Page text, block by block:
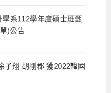
系112學年度碩士班甄
)公告
子翔 胡剛郡 獲2022韓國